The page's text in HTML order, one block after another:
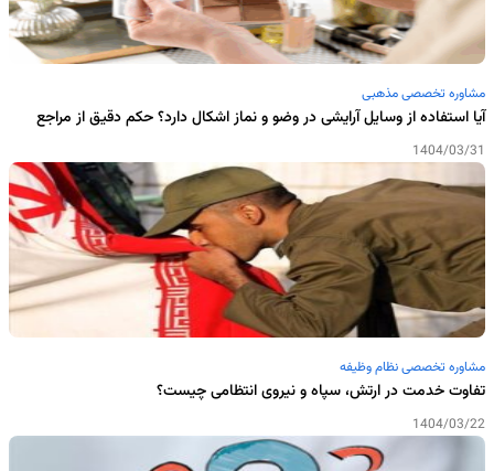
مشاوره تخصصی مذهبی
آیا استفاده از وسایل آرایشی در وضو و نماز اشکال دارد؟ حکم دقیق از مراجع
1404/03/31
مشاوره تخصصی نظام وظیفه
تفاوت خدمت در ارتش، سپاه و نیروی انتظامی چیست؟
1404/03/22